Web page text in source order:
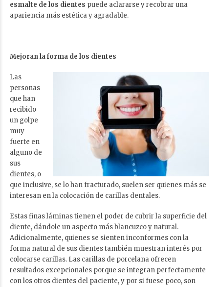
esmalte de los dientes puede aclararse y recobrar una
apariencia más estética y agradable.
Mejoran la forma de los dientes
Las
personas
que han
recibido
un golpe
muy
fuerte en
alguno de
sus
dientes, o
que inclusive, se lo han fracturado, suelen ser quienes más se
interesan en la colocación de carillas dentales.
Estas finas láminas tienen el poder de cubrir la superficie del
diente, dándole un aspecto más blancuzco y natural.
Adicionalmente, quienes se sienten inconformes con la
forma natural de sus dientes también muestran interés por
colocarse carillas. Las carillas de porcelana ofrecen
resultados excepcionales porque se integran perfectamente
con los otros dientes del paciente, y por si fuese poco, son